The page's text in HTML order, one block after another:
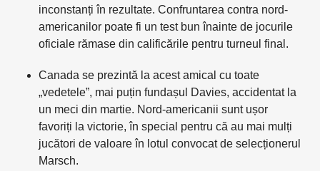
inconstanți în rezultate. Confruntarea contra nord-
americanilor poate fi un test bun înainte de jocurile
oficiale rămase din calificările pentru turneul final.
Canada se prezintă la acest amical cu toate
„vedetele”, mai puțin fundașul Davies, accidentat la
un meci din martie. Nord-americanii sunt ușor
favoriți la victorie, în special pentru că au mai mulți
jucători de valoare în lotul convocat de selecționerul
Marsch.